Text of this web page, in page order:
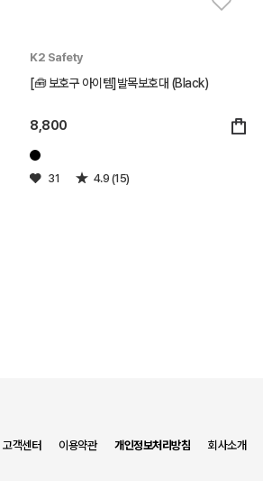
K2 Safety
[🧰 보호구 아이템]발목보호대 (Black)
8,800
31 4.9 (15)
고객센터 이용약관 개인정보처리방침 회사소개